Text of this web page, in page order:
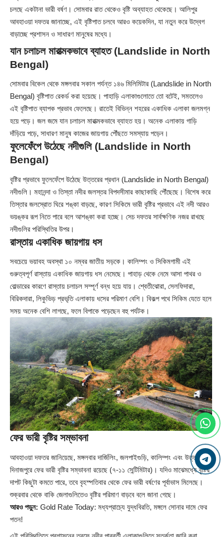
চলছে একটানা ভারী বর্ষণ। সোমবার রাত থেকেও বৃষ্টি অব্যাহত থেকেছে। আলিপুর
আবহাওয়া দফতর জানাচ্ছে, এই বৃষ্টিপাত চলবে আরও কয়েকদিন, যা নতুন করে উদ্বেগ
বাড়াচ্ছে প্রশাসন ও সাধারণ মানুষের মধ্যে।
যান চলাচল মারাত্মকভাবে ব্যাহত (Landslide in North
Bengal)
সোমবার বিকেল থেকে মঙ্গলবার সকাল পর্যন্ত ১৪৬ মিলিমিটার (Landslide in North
Bengal) বৃষ্টিপাত রেকর্ড করা হয়েছে। পাহাড়ি এলাকাগুলোতে তো বটেই, সমতলেও
এই বৃষ্টিপাত ব্যাপক প্রভাব ফেলেছে। রাতেই বিভিন্ন শহরের একাধিক এলাকা জলমগ্ন
হয়ে পড়ে। জল জমে যান চলাচল মারাত্মকভাবে ব্যাহত হয়। অনেক এলাকায় গাড়ি
দাঁড়িয়ে পড়ে, সাধারণ মানুষ কাজের জায়গায় পৌঁছতে সমস্যায় পড়েন।
ফুলেফেঁপে উঠেছে নদীগুলি (Landslide in North
Bengal)
বৃষ্টির প্রভাবে ফুলেফেঁপে উঠেছে উত্তরের প্রধান (Landslide in North Bengal)
নদীগুলি। মহানন্দা ও তিস্তা নদীর জলস্তর বিপদসীমার কাছাকাছি পৌঁছেছে। বিশেষ করে
তিস্তার জলস্রোত ঘিরে শঙ্কা বাড়ছে, কারণ সিকিমে ভারী বৃষ্টির প্রভাবে এই নদী আরও
ভয়ঙ্কর রূপ নিতে পারে বলে আশঙ্কা করা হচ্ছে। সেচ দফতর সার্বক্ষণিক নজর রাখছে
নদীগুলির পরিস্থিতির উপর।
রাস্তায় একাধিক জায়গায় ধস
সবচেয়ে ভয়াবহ অবস্থা ১০ নম্বর জাতীয় সড়কে। কালিম্পং ও সিকিমগামী এই
গুরুত্বপূর্ণ রাস্তায় একাধিক জায়গায় ধস নেমেছে। পাহাড় থেকে নেমে আসা পাথর ও
বোল্ডারের কারণে রাস্তায় চলাচল সম্পূর্ণ বন্ধ হয়ে যায়। শ্বেতীঝোরা, সেলফিদারা,
বিরিকদারা, লিকুভিড় প্রভৃতি এলাকায় ধসের পরিমাণ বেশি। বিকল্প পথে সিকিম যেতে হলে
সময় অনেক বেশি লাগছে, ফলে বিপাকে পড়েছেন বহু পর্যটক।
ফের ভারী বৃষ্টির সম্ভাবনা
আবহাওয়া দফতর জানিয়েছে, মঙ্গলবার দার্জিলিং, জলপাইগুড়ি, কালিম্পং এবং উত্তর
দিনাজপুরে ফের ভারী বৃষ্টির সম্ভাবনা রয়েছে (৭-১১ সেন্টিমিটার)। যদিও মাঝেমধ্যে বৃষ্টির
দাপট কিছুটা কমতে পারে, তবে বৃহস্পতিবার থেকে ফের ভারী বর্ষণের পূর্বাভাস মিলেছে।
শুক্রবার থেকে বাকি জেলাগুলিতেও বৃষ্টির পরিমাণ বাড়বে বলে জানা গেছে।
আরও পড়ুন: Gold Rate Today: মধ্যপ্রাচ্যে যুদ্ধবিরতি, মঙ্গলে সোনার দামে ফের
পতন!